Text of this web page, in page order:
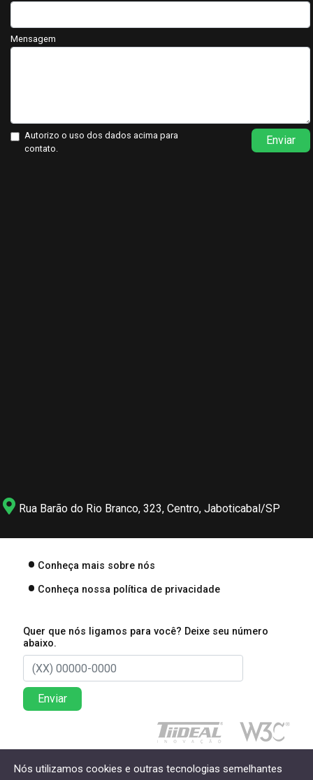
Mensagem
Autorizo o uso dos dados acima para
contato.
Enviar
Rua Barão do Rio Branco, 323, Centro, Jaboticabal/SP
Conheça mais sobre nós
Conheça nossa política de privacidade
Quer que nós ligamos para você? Deixe seu número
abaixo.
Enviar
Direitos reservados à Lima Associados Contabilidade
Nós utilizamos cookies e outras tecnologias semelhantes